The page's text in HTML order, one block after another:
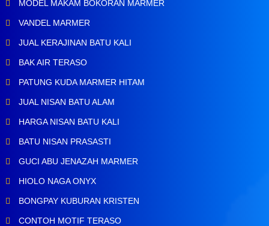
MODEL MAKAM BOKORAN MARMER
VANDEL MARMER
JUAL KERAJINAN BATU KALI
BAK AIR TERASO
PATUNG KUDA MARMER HITAM
JUAL NISAN BATU ALAM
HARGA NISAN BATU KALI
BATU NISAN PRASASTI
GUCI ABU JENAZAH MARMER
HIOLO NAGA ONYX
BONGPAY KUBURAN KRISTEN
CONTOH MOTIF TERASO